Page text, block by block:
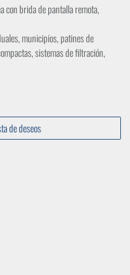
con brida de pantalla remota,
municipios, patines de
sistemas de filtración,
de deseos